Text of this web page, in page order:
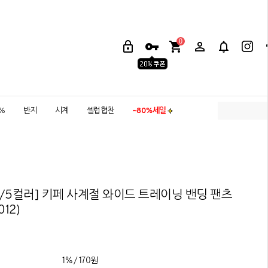
0
반지 시계 셀럽협찬 ~80%세일
컬러] 키페 사계절 와이드 트레이닝 밴딩 팬츠
1% / 170원